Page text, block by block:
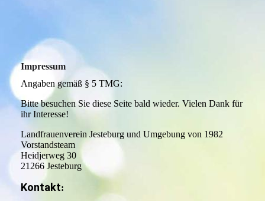
Impressum
Angaben gemäß § 5 TMG:
Bitte besuchen Sie diese Seite bald wieder. Vielen Dank für
ihr Interesse!
Landfrauenverein Jesteburg und Umgebung von 1982
Vorstandsteam
Heidjerweg 30
21266 Jesteburg
Kontakt: